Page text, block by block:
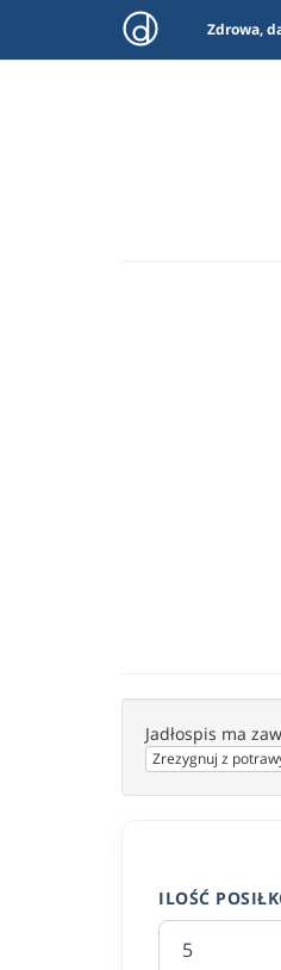
Zdrowa,
Jadłospis ma
Zrezygnuj z
ILOŚĆ